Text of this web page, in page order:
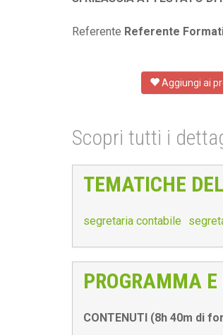
Referente Referente
Aggiungi ai
Scopri tutti i
TEMATICHE
segretaria contabile
PROGRAMMA
CONTENUTI (8h 40m di